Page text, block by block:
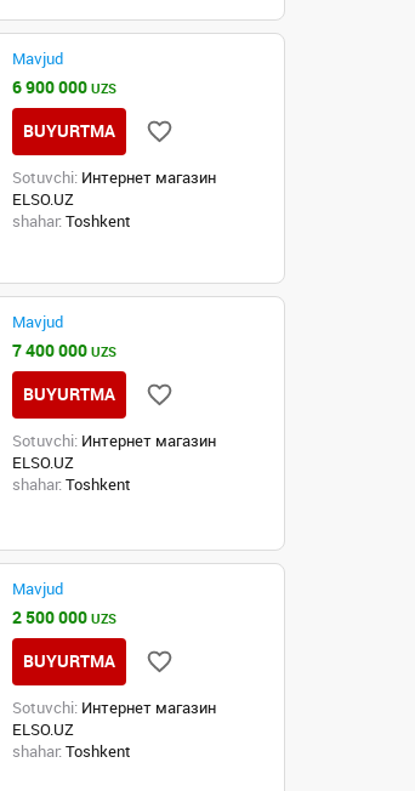
Mavjud
6 900 000UZS
BUYURTMA
Sotuvchi: Интернет магазин
ELSO.UZ
shahar: Toshkent
Mavjud
7 400 000UZS
BUYURTMA
Sotuvchi: Интернет магазин
ELSO.UZ
shahar: Toshkent
Mavjud
2 500 000UZS
BUYURTMA
Sotuvchi: Интернет магазин
ELSO.UZ
shahar: Toshkent